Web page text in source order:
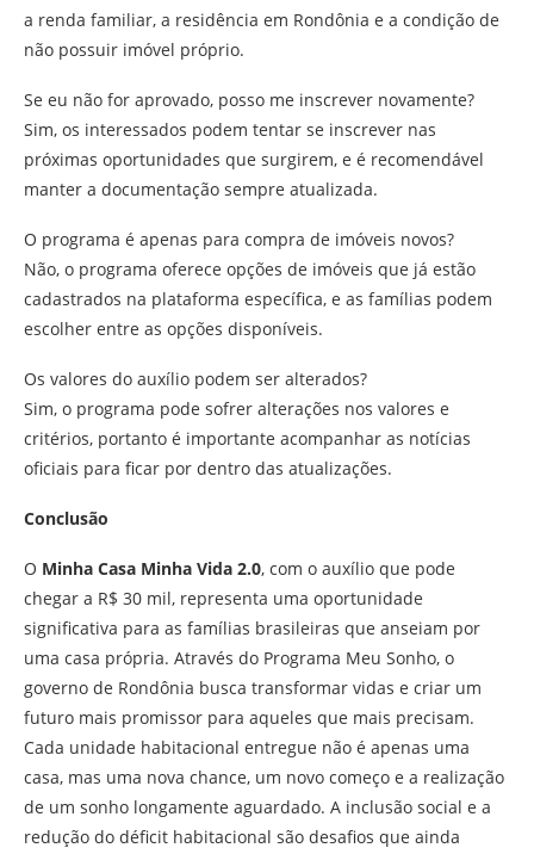
a renda familiar, a residência em Rondônia e a condição de
não possuir imóvel próprio.
Se eu não for aprovado, posso me inscrever novamente?
Sim, os interessados podem tentar se inscrever nas
próximas oportunidades que surgirem, e é recomendável
manter a documentação sempre atualizada.
O programa é apenas para compra de imóveis novos?
Não, o programa oferece opções de imóveis que já estão
cadastrados na plataforma específica, e as famílias podem
escolher entre as opções disponíveis.
Os valores do auxílio podem ser alterados?
Sim, o programa pode sofrer alterações nos valores e
critérios, portanto é importante acompanhar as notícias
oficiais para ficar por dentro das atualizações.
Conclusão
O Minha Casa Minha Vida 2.0, com o auxílio que pode
chegar a R$ 30 mil, representa uma oportunidade
significativa para as famílias brasileiras que anseiam por
uma casa própria. Através do Programa Meu Sonho, o
governo de Rondônia busca transformar vidas e criar um
futuro mais promissor para aqueles que mais precisam.
Cada unidade habitacional entregue não é apenas uma
casa, mas uma nova chance, um novo começo e a realização
de um sonho longamente aguardado. A inclusão social e a
redução do déficit habitacional são desafios que ainda